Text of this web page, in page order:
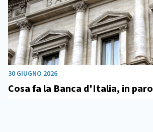
30 GIUGNO 2026
Cosa fa la Banca d'Italia, in